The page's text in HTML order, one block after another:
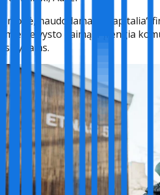
Įmonė, naudodamasi „Capitalia“
mieste vysto kaimą ir įrengia
sklypams.